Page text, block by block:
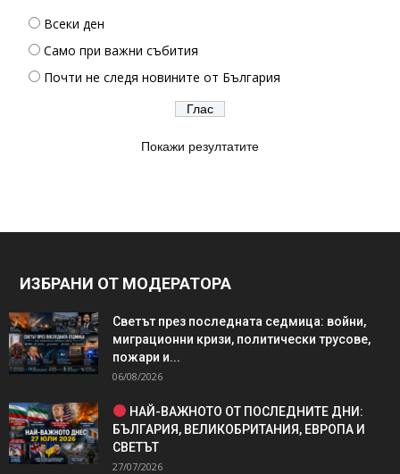
Всеки ден
Само при важни събития
Почти не следя новините от България
Покажи резултатите
ИЗБРАНИ ОТ МОДЕРАТОРА
Светът през последната седмица: войни,
миграционни кризи, политически трусове,
пожари и...
06/08/2026
НАЙ-ВАЖНОТО ОТ ПОСЛЕДНИТЕ ДНИ:
БЪЛГАРИЯ, ВЕЛИКОБРИТАНИЯ, ЕВРОПА И
СВЕТЪТ
27/07/2026